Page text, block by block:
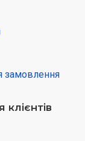
замовлення